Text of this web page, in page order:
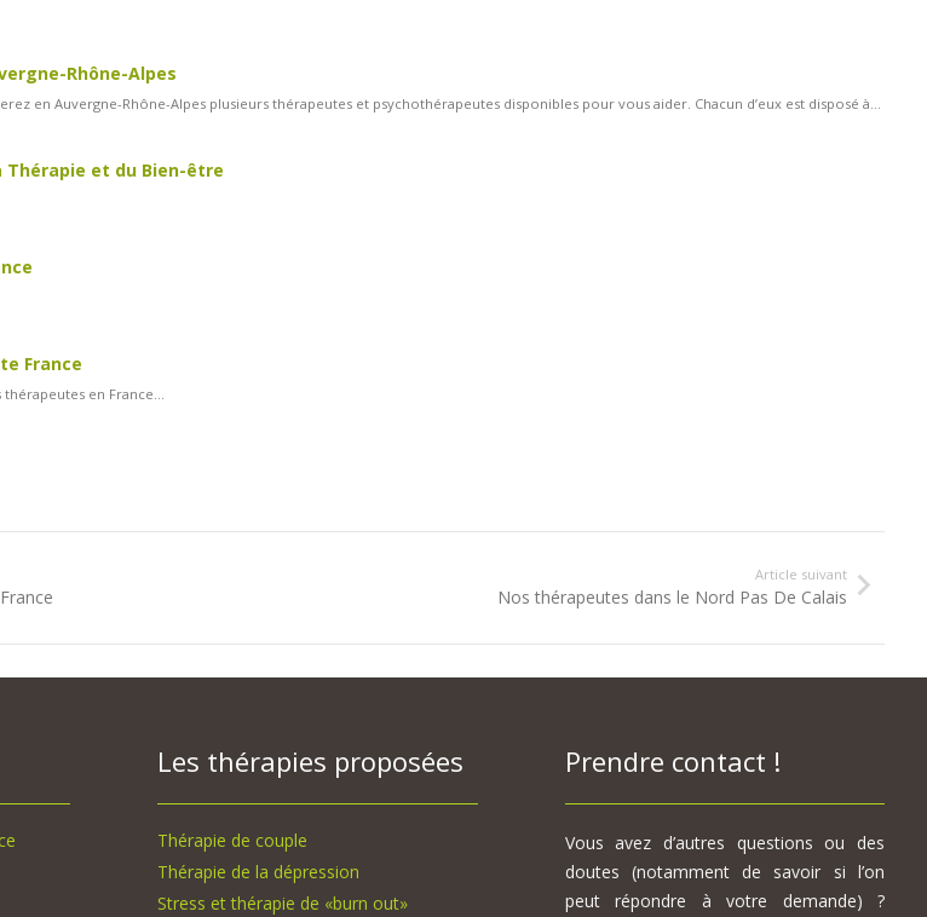
Rhône-Alpes
en Auvergne-Rhône-Alpes plusieurs thérapeutes et psychothérapeutes disponibles pour vous aider. Chacun d’eux est disposé à...
Thérapie et du Bien-être
France
en France...
Article suivant
Nos thérapeutes dans le Nord Pas De Calais
Les thérapies proposées
Thérapie de couple
Thérapie de la dépression
Stress et thérapie de «burn out»
Prendre contact !
Vous avez d’autres questions ou des
doutes (notamment de savoir si l’on
peut répondre à votre demande) ?